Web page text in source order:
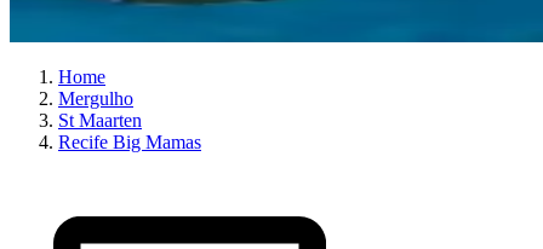
Home
Mergulho
St Maarten
Recife Big Mamas